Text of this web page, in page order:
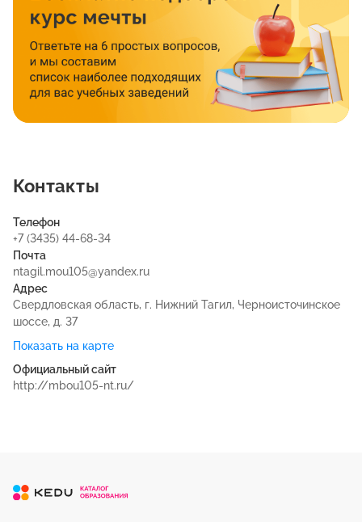
Контакты
Телефон
+7 (3435) 44-68-34
Почта
ntagil.mou105@yandex.ru
Адрес
Свердловская область, г. Нижний Тагил, Черноисточинское
шоссе, д. 37
Показать на карте
Официальный сайт
http://mbou105-nt.ru/